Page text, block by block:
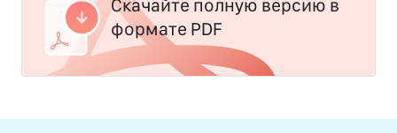
Скачайте полную версию в
формате PDF